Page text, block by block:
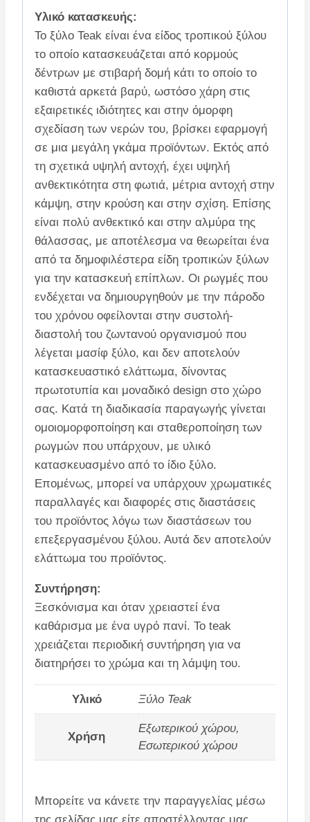
Υλικό κατασκευής:
Το ξύλο Teak είναι ένα είδος τροπικού ξύλου
το οποίο κατασκευάζεται από κορμούς
δέντρων με στιβαρή δομή κάτι το οποίο το
καθιστά αρκετά βαρύ, ωστόσο χάρη στις
εξαιρετικές ιδιότητες και στην όμορφη
σχεδίαση των νερών του, βρίσκει εφαρμογή
σε μια μεγάλη γκάμα προϊόντων. Εκτός από
τη σχετικά υψηλή αντοχή, έχει υψηλή
ανθεκτικότητα στη φωτιά, μέτρια αντοχή στην
κάμψη, στην κρούση και στην σχίση. Επίσης
είναι πολύ ανθεκτικό και στην αλμύρα της
θάλασσας, με αποτέλεσμα να θεωρείται ένα
από τα δημοφιλέστερα είδη τροπικών ξύλων
για την κατασκευή επίπλων. Οι ρωγμές που
ενδέχεται να δημιουργηθούν με την πάροδο
του χρόνου οφείλονται στην συστολή-
διαστολή του ζωντανού οργανισμού που
λέγεται μασίφ ξύλο, και δεν αποτελούν
κατασκευαστικό ελάττωμα, δίνοντας
πρωτοτυπία και μοναδικό design στο χώρο
σας. Κατά τη διαδικασία παραγωγής γίνεται
ομοιομορφοποίηση και σταθεροποίηση των
ρωγμών που υπάρχουν, με υλικό
κατασκευασμένο από το ίδιο ξύλο.
Επομένως, μπορεί να υπάρχουν χρωματικές
παραλλαγές και διαφορές στις διαστάσεις
του προϊόντος λόγω των διαστάσεων του
επεξεργασμένου ξύλου. Αυτά δεν αποτελούν
ελάττωμα του προϊόντος.
Συντήρηση:
Ξεσκόνισμα και όταν χρειαστεί ένα
καθάρισμα με ένα υγρό πανί. Το teak
χρειάζεται περιοδική συντήρηση για να
διατηρήσει το χρώμα και τη λάμψη του.
Υλικό Ξύλο Teak
Χρήση
Εξωτερικού χώρου,
Εσωτερικού χώρου
Μπορείτε να κάνετε την παραγγελίας μέσω